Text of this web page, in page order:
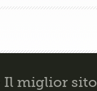
Il miglior sito